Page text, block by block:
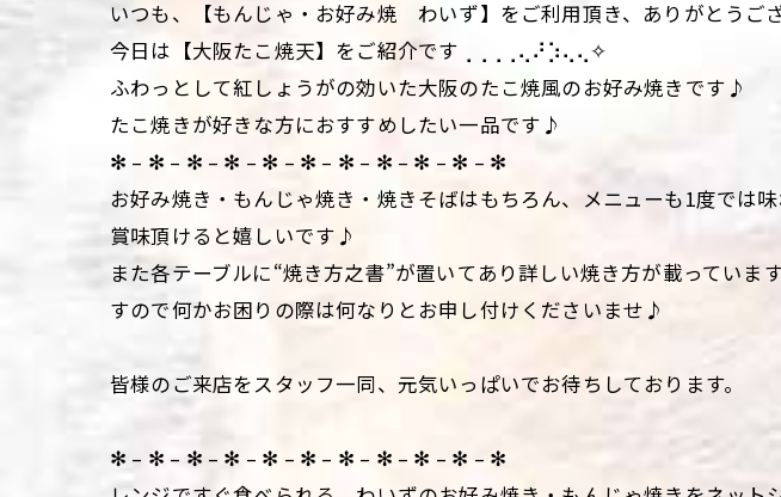
いつも、【もんじゃ・お好み焼 わいず】をご利用頂き、ありがとうご
今日は【大阪たこ焼天】をご紹介です⢀⢀⢀⢀⢄⠜⡱⢄⢄✧
ふわっとして紅しょうがの効いた大阪のたこ焼風のお好み焼きです♪
たこ焼きが好きな方におすすめしたい一品です♪
✻ – ✻ – ✻ – ✻ – ✻ – ✻ – ✻ – ✻ – ✻ – ✻ – ✻
お好み焼き・もんじゃ焼き・焼きそばはもちろん、メニューも1度では
賞味頂けると嬉しいです♪
また各テーブルに“焼き方之書”が置いてあり詳しい焼き方が載ってい
すので何かお困りの際は何なりとお申し付けくださいませ♪
皆様のご来店をスタッフ一同、元気いっぱいでお待ちしております。
✻ – ✻ – ✻ – ✻ – ✻ – ✻ – ✻ – ✻ – ✻ – ✻ – ✻